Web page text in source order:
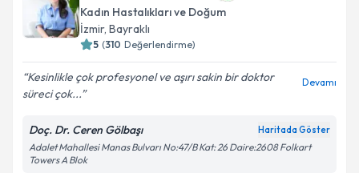
Kadın Hastalıkları ve Doğum
İzmir, Bayraklı
5 (310 Değerlendirme)
Kesinlikle çok profesyonel ve aşırı sakin bir doktor
süreci çok...
Devamı
Doç. Dr. Ceren Gölbaşı Haritada Göster
Adalet Mahallesi Manas Bulvarı No:47/B Kat: 26 Daire:2608 Folkart
Towers A Blok